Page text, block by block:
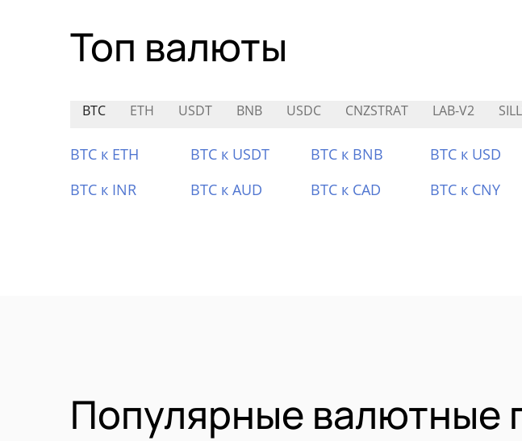
Топ валюты
BTC ETH USDT BNB USDC CNZSTRAT LAB-V2
BTC к ETH BTC к USDT BTC к BNB BTC к USD
BTC к INR
BTC к AUD BTC к CAD BTC к CNY
Популярные валютные